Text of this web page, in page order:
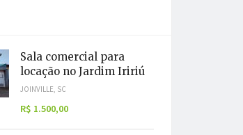
Sala comercial para
locação no Jardim Iririú
JOINVILLE, SC
R$ 1.500,00